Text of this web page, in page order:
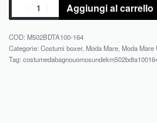
Aggiungi al carrello
M502BDTA100-164
Categorie: Costumi boxer, Moda Mare Moda Mare
Tag: